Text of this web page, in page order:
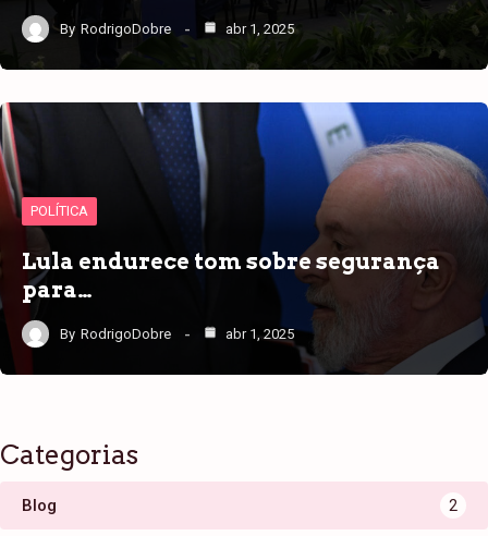
By RodrigoDobre abr 1, 2025
POLÍTICA
Lula endurece tom sobre segurança
para…
By RodrigoDobre abr 1, 2025
Categorias
Blog 2